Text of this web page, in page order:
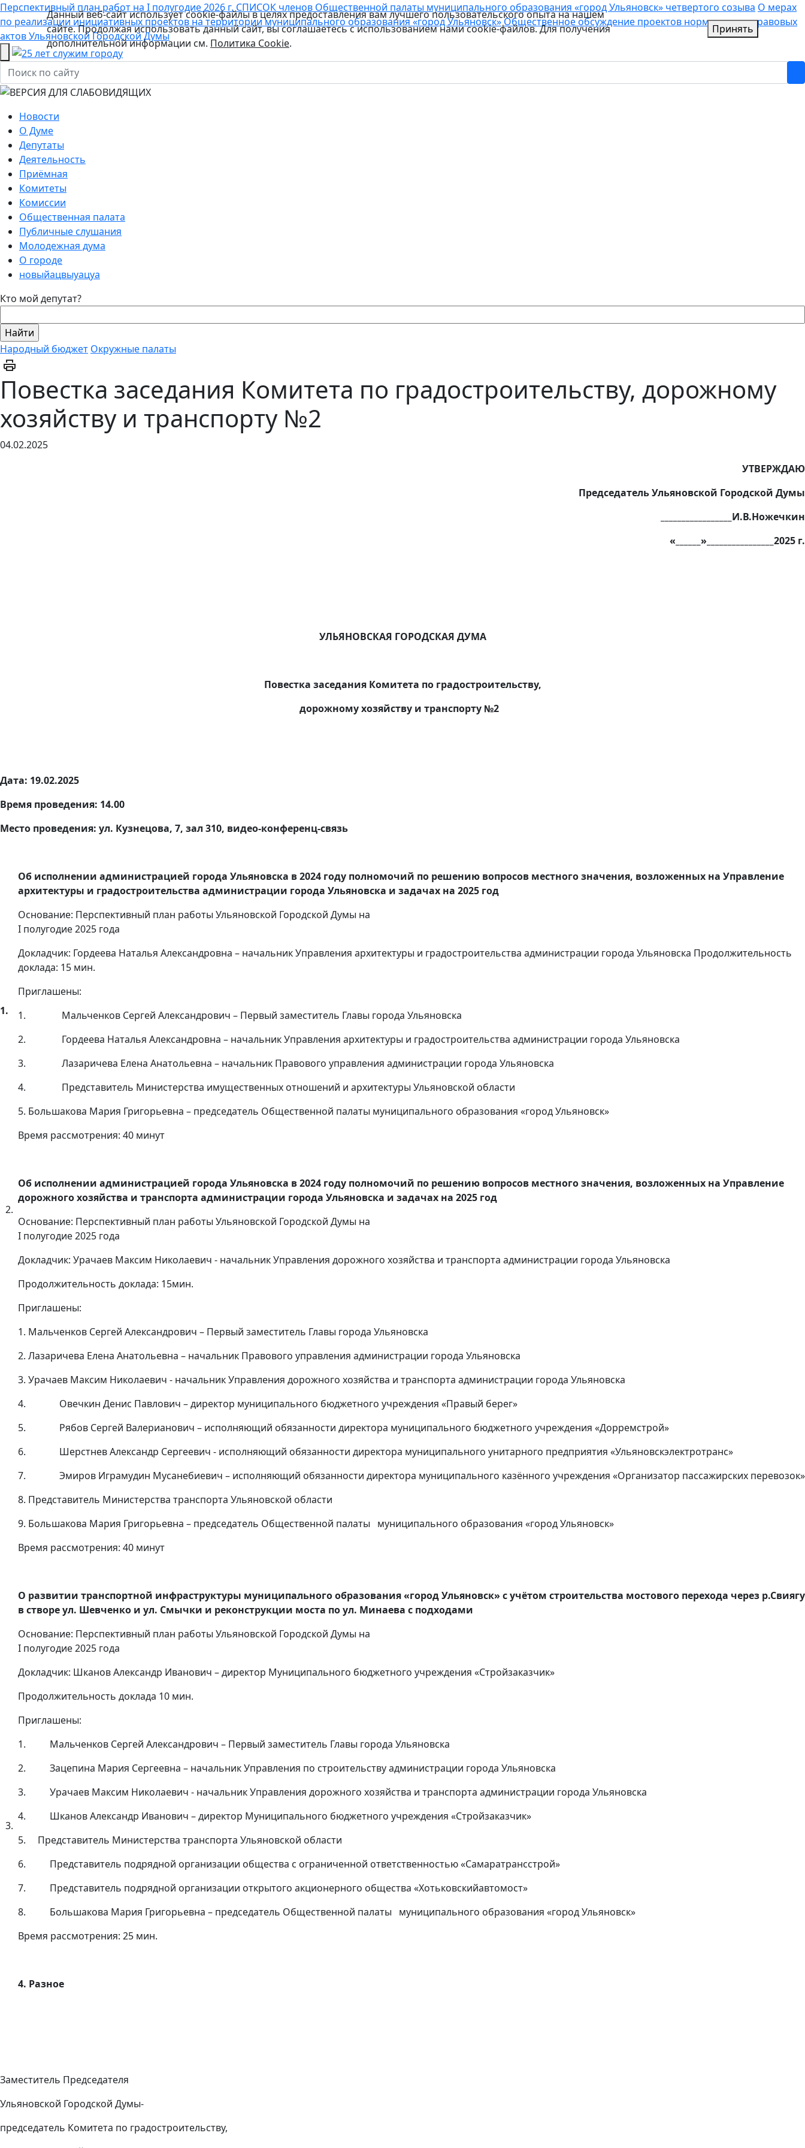
Перспективный план работ на I полугодие 2026 г.СПИСОК членов Общественной палаты муниципального образования «город Ульяновск» четвертого созыва О мерах
по реализации инициативных проектов на территории муниципального образования «город Ульяновск»Общественное обсуждение проектов нормативных правовых
актов Ульяновской Городской Думы
Новости
О Думе
Депутаты
Деятельность
Приёмная
Комитеты
Комиссии
Общественная палата
Публичные слушания
Молодежная дума
О городе
новыйацвыуацуа
Кто мой депутат?
Народный бюджет Окружные палаты
Повестка заседания Комитета по градостроительству, дорожному
хозяйству и транспорту №2
04.02.2025
УТВЕРЖДАЮ
Председатель Ульяновской Городской Думы
_________________И.В.Ножечкин
«______»________________2025 г.
УЛЬЯНОВСКАЯ ГОРОДСКАЯ ДУМА
Повестка заседания Комитета по градостроительству,
дорожному хозяйству и транспорту №2
Дата: 19.02.2025
Время проведения: 14.00
Место проведения: ул. Кузнецова, 7, зал 310, видео-конференц-связь
1.
Об исполнении администрацией города Ульяновска в 2024 году полномочий по решению вопросов местного значения, возложенных на Управление
архитектуры и градостроительства администрации города Ульяновска и задачах на 2025 год
Основание: Перспективный план работы Ульяновской Городской Думы на
I полугодие 2025 года
Докладчик: Гордеева Наталья Александровна – начальник Управления архитектуры и градостроительства администрации города Ульяновска Продолжительность
доклада: 15 мин.
Приглашены:
1. Мальченков Сергей Александрович – Первый заместитель Главы города Ульяновска
2. Гордеева Наталья Александровна – начальник Управления архитектуры и градостроительства администрации города Ульяновска
3. Лазаричева Елена Анатольевна – начальник Правового управления администрации города Ульяновска
4. Представитель Министерства имущественных отношений и архитектуры Ульяновской области
5. Большакова Мария Григорьевна – председатель Общественной палаты муниципального образования «город Ульяновск»
Время рассмотрения: 40 минут
2.
Об исполнении администрацией города Ульяновска в 2024 году полномочий по решению вопросов местного значения, возложенных на Управление
дорожного хозяйства и транспорта администрации города Ульяновска и задачах на 2025 год
Основание: Перспективный план работы Ульяновской Городской Думы на
I полугодие 2025 года
Докладчик: Урачаев Максим Николаевич - начальник Управления дорожного хозяйства и транспорта администрации города Ульяновска
Продолжительность доклада: 15мин.
Приглашены:
1. Мальченков Сергей Александрович – Первый заместитель Главы города Ульяновска
2. Лазаричева Елена Анатольевна – начальник Правового управления администрации города Ульяновска
3. Урачаев Максим Николаевич - начальник Управления дорожного хозяйства и транспорта администрации города Ульяновска
4. Овечкин Денис Павлович – директор муниципального бюджетного учреждения «Правый берег»
5. Рябов Сергей Валерианович – исполняющий обязанности директора муниципального бюджетного учреждения «Дорремстрой»
6. Шерстнев Александр Сергеевич - исполняющий обязанности директора муниципального унитарного предприятия «Ульяновскэлектротранс»
7. Эмиров Играмудин Мусанебиевич – исполняющий обязанности директора муниципального казённого учреждения «Организатор пассажирских перевозок»
8. Представитель Министерства транспорта Ульяновской области
9. Большакова Мария Григорьевна – председатель Общественной палаты муниципального образования «город Ульяновск»
Время рассмотрения: 40 минут
3.
О развитии транспортной инфраструктуры муниципального образования «город Ульяновск» с учётом строительства мостового перехода через р.Свиягу
в створе ул. Шевченко и ул. Смычки и реконструкции моста по ул. Минаева с подходами
Основание: Перспективный план работы Ульяновской Городской Думы на
I полугодие 2025 года
Докладчик: Шканов Александр Иванович – директор Муниципального бюджетного учреждения «Стройзаказчик»
Продолжительность доклада 10 мин.
Приглашены:
1. Мальченков Сергей Александрович – Первый заместитель Главы города Ульяновска
2. Зацепина Мария Сергеевна – начальник Управления по строительству администрации города Ульяновска
3. Урачаев Максим Николаевич - начальник Управления дорожного хозяйства и транспорта администрации города Ульяновска
4. Шканов Александр Иванович – директор Муниципального бюджетного учреждения «Стройзаказчик»
5. Представитель Министерства транспорта Ульяновской области
6. Представитель подрядной организации общества с ограниченной ответственностью «Самаратрансстрой»
7. Представитель подрядной организации открытого акционерного общества «Хотьковскийавтомост»
8. Большакова Мария Григорьевна – председатель Общественной палаты муниципального образования «город Ульяновск»
Время рассмотрения: 25 мин.
4. Разное
Заместитель Председателя
Ульяновской Городской Думы-
председатель Комитета по градостроительству,
Данный веб-сайт использует cookie-файлы в целях предоставления вам лучшего пользовательского опыта на нашем
сайте. Продолжая использовать данный сайт, вы соглашаетесь с использованием нами cookie-файлов. Для получения
дополнительной информации см. Политика Cookie.
Принять